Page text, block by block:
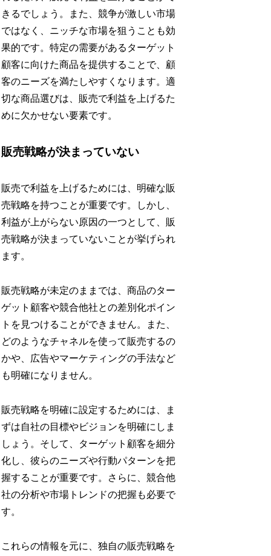
きるでしょう。また、競争が激しい市場
ではなく、ニッチな市場を狙うことも効
果的です。特定の需要があるターゲット
顧客に向けた商品を提供することで、顧
客のニーズを満たしやすくなります。適
切な商品選びは、販売で利益を上げるた
めに欠かせない要素です。
販売戦略が決まっていない
販売で利益を上げるためには、明確な販
売戦略を持つことが重要です。しかし、
利益が上がらない原因の一つとして、販
売戦略が決まっていないことが挙げられ
ます。
販売戦略が未定のままでは、商品のター
ゲット顧客や競合他社との差別化ポイン
トを見つけることができません。また、
どのようなチャネルを使って販売するの
かや、広告やマーケティングの手法など
も明確になりません。
販売戦略を明確に設定するためには、ま
ずは自社の目標やビジョンを明確にしま
しょう。そして、ターゲット顧客を細分
化し、彼らのニーズや行動パターンを把
握することが重要です。さらに、競合他
社の分析や市場トレンドの把握も必要で
す。
これらの情報を元に、独自の販売戦略を